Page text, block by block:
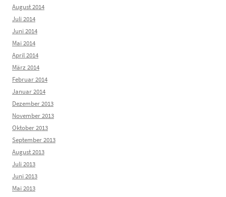
August 2014
Juli 2014
Juni 2014
Mai 2014
April 2014
März 2014
Februar 2014
Januar 2014
Dezember 2013
November 2013
Oktober 2013
September 2013
August 2013
Juli 2013
Juni 2013
Mai 2013